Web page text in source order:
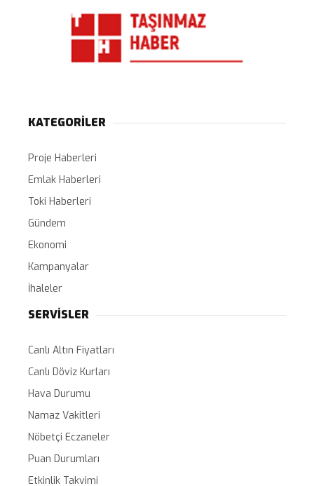
KATEGORİLER
Proje Haberleri
Emlak Haberleri
Toki Haberleri
Gündem
Ekonomi
Kampanyalar
İhaleler
SERVİSLER
Canlı Altın Fiyatları
Canlı Döviz Kurları
Hava Durumu
Namaz Vakitleri
Nöbetçi Eczaneler
Puan Durumları
Etkinlik Takvimi